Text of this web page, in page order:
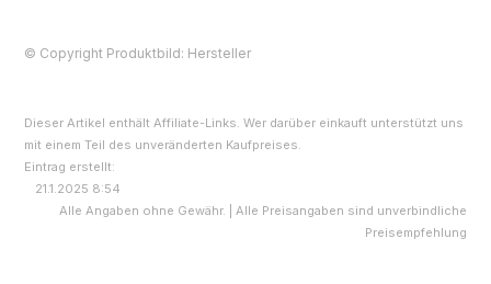
© Copyright Produktbild: Hersteller
Dieser Artikel enthält Affiliate-Links. Wer darüber einkauft unterstützt uns
mit einem Teil des unveränderten Kaufpreises.
Eintrag erstellt:
21.1.2025 8:54
Alle Angaben ohne Gewähr. | Alle Preisangaben sind unverbindliche
Preisempfehlung